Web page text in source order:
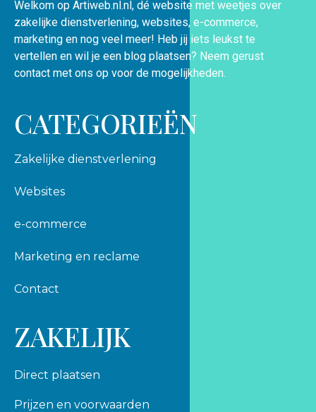
Welkom op Artiweb.nl.nl, dé website met weetjes over
zakelijke dienstverlening, websites, e-commerce,
marketing en nog veel meer! Heb jij iets leukst te
vertellen en wil je een blog plaatsen? Neem gerust
contact met ons op voor de mogelijkheden.
CATEGORIEËN
Zakelijke dienstverlening
Websites
e-commerce
Marketing en reclame
Contact
ZAKELIJK
Direct plaatsen
Prijzen en voorwaarden